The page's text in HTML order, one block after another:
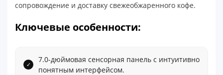
сопровождение и доставку свежеобжаренного кофе.
Ключевые особенности:
7.0-дюймовая сенсорная панель с интуитивно
понятным интерфейсом.